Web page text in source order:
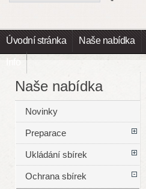
Úvodní stránka Naše nabídka
Info
Naše nabídka
Novinky
Preparace
Ukládání sbírek
Ochrana sbírek